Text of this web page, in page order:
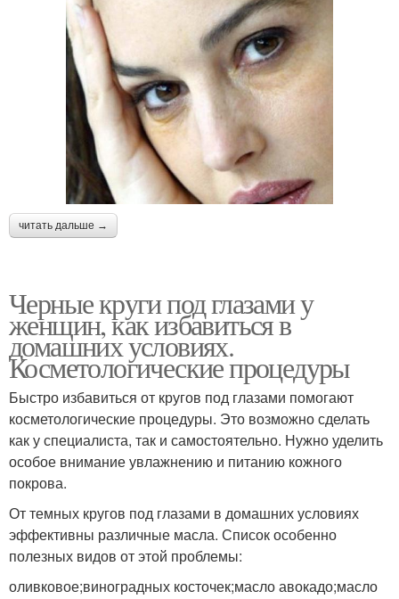
читать дальше →
Черные круги под глазами у
женщин, как избавиться в
домашних условиях.
Косметологические процедуры
Быстро избавиться от кругов под глазами помогают
косметологические процедуры. Это возможно сделать
как у специалиста, так и самостоятельно. Нужно уделить
особое внимание увлажнению и питанию кожного
покрова.
От темных кругов под глазами в домашних условиях
эффективны различные масла. Список особенно
полезных видов от этой проблемы:
оливковое;виноградных косточек;масло авокадо;масло